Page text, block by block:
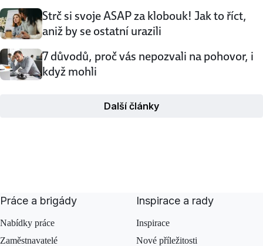
Strč si svoje ASAP za klobouk! Jak to říct,
aniž by se ostatní urazili
7 důvodů, proč vás nepozvali na pohovor, i
když mohli
Další články
Práce a brigády
Nabídky práce
Zaměstnavatelé
Inspirace a rady
Inspirace
Nové příležitosti